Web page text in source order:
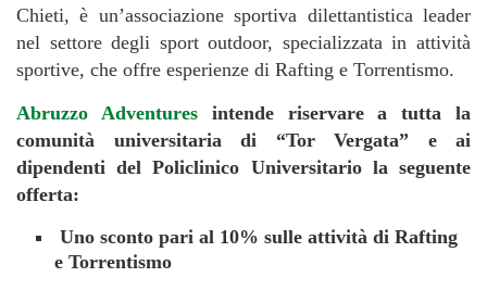
Chieti, è un’associazione sportiva dilettantistica leader
nel settore degli sport outdoor, specializzata in attività
sportive, che offre esperienze di Rafting e Torrentismo.
Abruzzo Adventuresintende riservare a tutta la
comunità universitaria di “Tor Vergata” e ai
dipendenti del Policlinico Universitario la seguente
offerta:
Uno sconto pari al 10% sulle attività di Rafting
e Torrentismo